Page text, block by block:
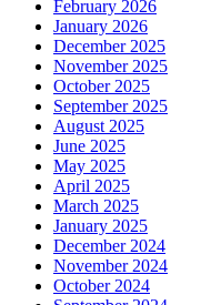
February 2026
January 2026
December 2025
November 2025
October 2025
September 2025
August 2025
June 2025
May 2025
April 2025
March 2025
January 2025
December 2024
November 2024
October 2024